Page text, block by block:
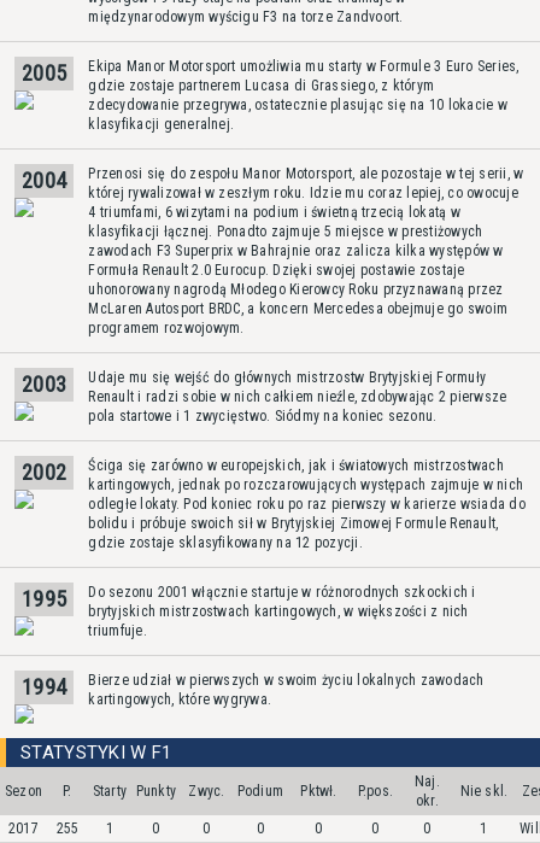
międzynarodowym wyścigu F3 na torze Zandvoort.
2005
Ekipa Manor Motorsport umożliwia mu starty w Formule 3 Euro Series,
gdzie zostaje partnerem Lucasa di Grassiego, z którym
zdecydowanie przegrywa, ostatecznie plasując się na 10 lokacie w
klasyfikacji generalnej.
2004
Przenosi się do zespołu Manor Motorsport, ale pozostaje w tej serii, w
której rywalizował w zeszłym roku. Idzie mu coraz lepiej, co owocuje
4 triumfami, 6 wizytami na podium i świetną trzecią lokatą w
klasyfikacji łącznej. Ponadto zajmuje 5 miejsce w prestiżowych
zawodach F3 Superprix w Bahrajnie oraz zalicza kilka występów w
Formuła Renault 2.0 Eurocup. Dzięki swojej postawie zostaje
uhonorowany nagrodą Młodego Kierowcy Roku przyznawaną przez
McLaren Autosport BRDC, a koncern Mercedesa obejmuje go swoim
programem rozwojowym.
2003
Udaje mu się wejść do głównych mistrzostw Brytyjskiej Formuły
Renault i radzi sobie w nich całkiem nieźle, zdobywając 2 pierwsze
pola startowe i 1 zwycięstwo. Siódmy na koniec sezonu.
2002
Ściga się zarówno w europejskich, jak i światowych mistrzostwach
kartingowych, jednak po rozczarowujących występach zajmuje w nich
odległe lokaty. Pod koniec roku po raz pierwszy w karierze wsiada do
bolidu i próbuje swoich sił w Brytyjskiej Zimowej Formule Renault,
gdzie zostaje sklasyfikowany na 12 pozycji.
1995
Do sezonu 2001 włącznie startuje w różnorodnych szkockich i
brytyjskich mistrzostwach kartingowych, w większości z nich
triumfuje.
1994
Bierze udział w pierwszych w swoim życiu lokalnych zawodach
kartingowych, które wygrywa.
STATYSTYKI W F1
Sezon P. Starty Punkty Zwyc. Podium Pktwł. P.pos.
Naj.
okr.
Nie skl.
2017 255 1 0 0 0 0 0 0 1